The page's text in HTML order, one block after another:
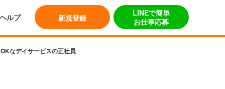
ヘルプ 新規登録
LINEで簡単
お仕事応募
なデイサービスの正社員